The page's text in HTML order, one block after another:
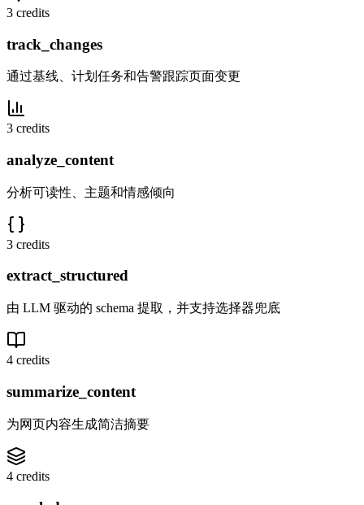
3 credits
track_changes
通过基线、计划任务和告警跟踪页面变更
3 credits
analyze_content
分析可读性、主题和情感倾向
3 credits
extract_structured
由 LLM 驱动的 schema 提取，并支持选择器兜底
4 credits
summarize_content
为网页内容生成简洁摘要
4 credits